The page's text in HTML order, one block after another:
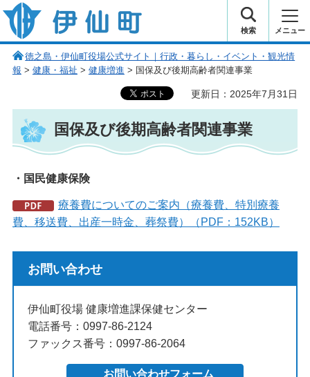
伊仙町 健康・長寿と子宝の町
検索 メニュー
徳之島・伊仙町役場公式サイト｜行政・暮らし・イベント・観光情
報 > 健康・福祉 > 健康増進 > 国保及び後期高齢者関連事業
更新日：2025年7月31日
国保及び後期高齢者関連事業
・国民健康保険
療養費についてのご案内（療養費、特別療養
費、移送費、出産一時金、葬祭費）（PDF：152KB）
お問い合わせ
伊仙町役場 健康増進課保健センター
電話番号：0997-86-2124
ファックス番号：0997-86-2064